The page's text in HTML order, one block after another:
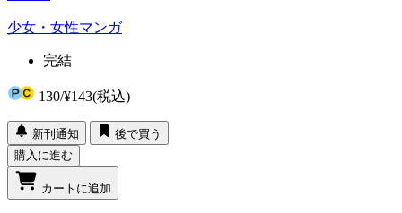
少女・女性マンガ
完結
130/¥143(税込)
新刊通知
後で買う
購入に進む
カートに追加